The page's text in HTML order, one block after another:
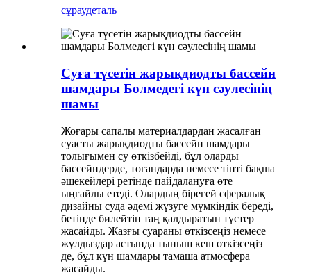
сұраудеталь
Суға түсетін жарықдиодты бассейн
шамдары Бөлмедегі күн сәулесінің
шамы
Жоғары сапалы материалдардан жасалған
суасты жарықдиодты бассейн шамдары
толығымен су өткізбейді, бұл оларды
бассейндерде, тоғандарда немесе тіпті бақша
әшекейлері ретінде пайдалануға өте
ыңғайлы етеді. Олардың бірегей сфералық
дизайны суда әдемі жүзуге мүмкіндік береді,
бетінде билейтін таң қалдыратын түстер
жасайды. Жазғы суараны өткізсеңіз немесе
жұлдыздар астында тыныш кеш өткізсеңіз
де, бұл күн шамдары тамаша атмосфера
жасайды.